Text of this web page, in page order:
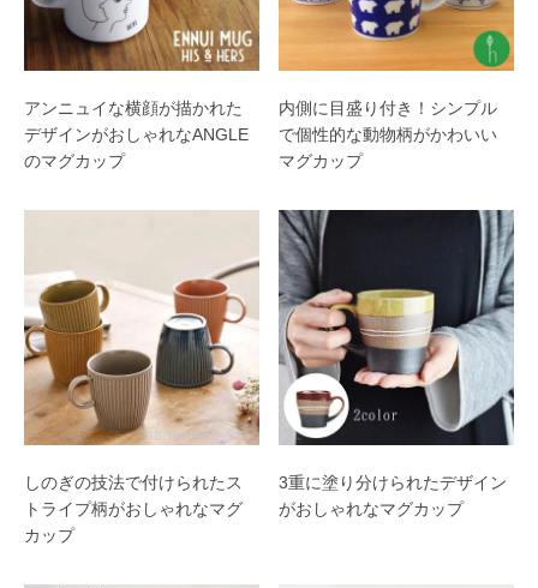
アンニュイな横顔が描かれた
デザインがおしゃれなANGLE
のマグカップ
内側に目盛り付き！シンプル
で個性的な動物柄がかわいい
マグカップ
しのぎの技法で付けられたス
トライプ柄がおしゃれなマグ
カップ
3重に塗り分けられたデザイン
がおしゃれなマグカップ